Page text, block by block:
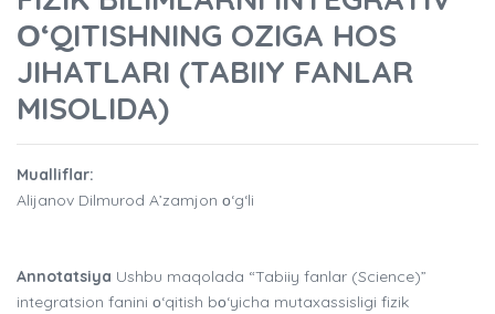
О‘QITISHNING OZIGA HOS
JIHATLARI (TABIIY FANLAR
MISOLIDA)
Mualliflar:
Alijanov Dilmurod A’zamjon о‘g‘li
Annotatsiya Ushbu maqolada “Tabiiy fanlar (Science)”
integratsion fanini о‘qitish bо‘yicha mutaxassisligi fizik